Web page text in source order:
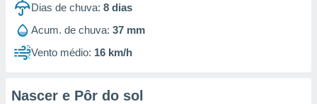
1199
Dias de chuva: 8 dias
Acum. de chuva: 37 mm
Vento médio: 16 km/h
Nascer e Pôr do sol